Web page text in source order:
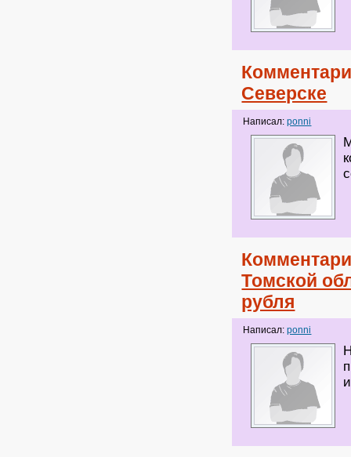
Северске
Написал:ponni
Томской
рубля
Написал:ponni